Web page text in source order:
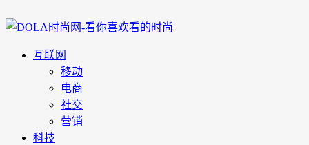
互联网
移动
电商
社交
营销
科技